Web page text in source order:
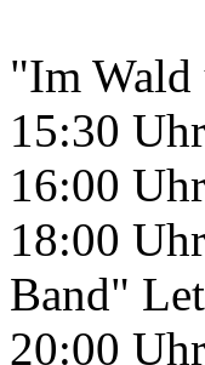
Die
"Im Wald
15:30
16:00
18:00
Band"
20:00